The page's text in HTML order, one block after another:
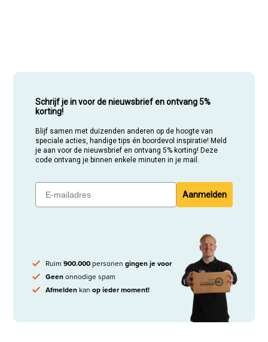
Schrijf je in voor de nieuwsbrief en ontvang 5%
korting!
Blijf samen met duizenden anderen op de hoogte van
speciale acties, handige tips én boordevol inspiratie! Meld
je aan voor de nieuwsbrief en ontvang 5% korting! Deze
code ontvang je binnen enkele minuten in je mail.
Aanmelden
Ruim900.000personengingen je voor
Geenonnodige spam
Afmeldenkanop ieder moment!